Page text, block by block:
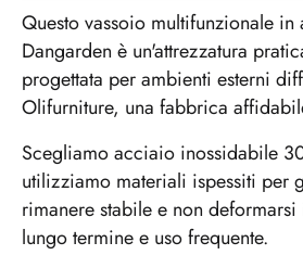
Questo vassoio multifunzionale
Dangarden è un'attrezzatura
progettata per ambienti esterni
Olifurniture, una fabbrica
Scegliamo acciaio inossidabile
utilizziamo materiali ispessiti per
rimanere stabile e non
lungo termine e uso frequente.